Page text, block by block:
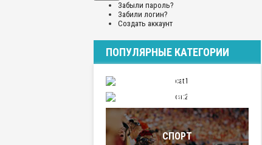
Забыли пароль?
Забили логин?
Создать аккаунт
ПОПУЛЯРНЫЕ КАТЕГОРИИ
ПУТЕШЕСТВИЯ
ОТНОШЕНИЯ
СПОРТ